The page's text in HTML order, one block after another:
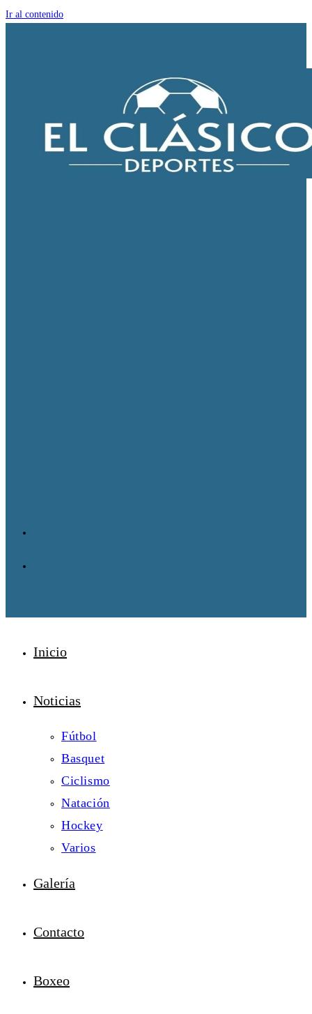
Ir al contenido
Inicio
Noticias
Fútbol
Basquet
Ciclismo
Natación
Hockey
Varios
Galería
Contacto
Boxeo